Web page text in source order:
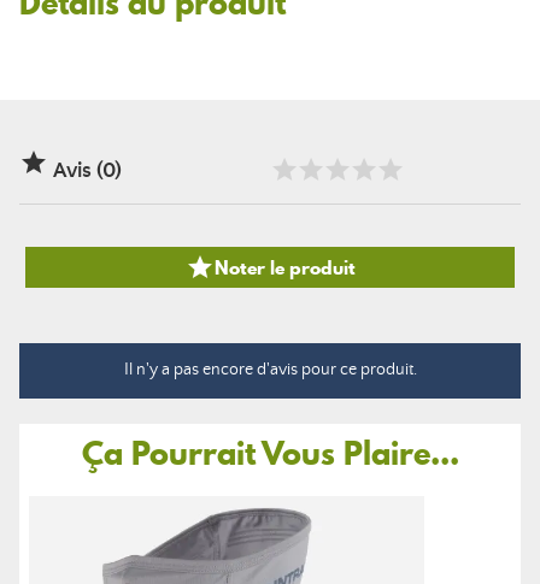
 Avis (0)
Noter le produit
Il n'y a pas encore d'avis pour ce produit.
Ça Pourrait Vous Plaire...